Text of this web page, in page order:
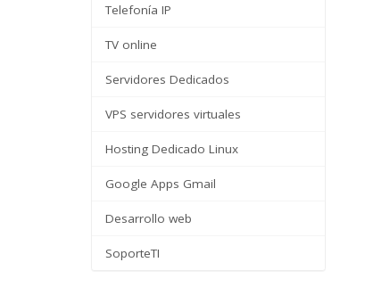
Telefonía IP
TV online
Servidores Dedicados
VPS servidores virtuales
Hosting Dedicado Linux
Google Apps Gmail
Desarrollo web
SoporteTI